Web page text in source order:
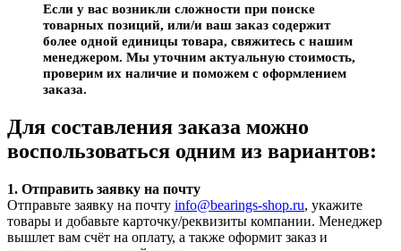
Если у вас возникли сложности при поиске
товарных позиций, или/и ваш заказ содержит
более одной единицы товара, свяжитесь с нашим
менеджером. Мы уточним актуальную стоимость,
проверим их наличие и поможем с оформлением
заказа.
Для составления заказа можно
воспользоваться одним из вариантов:
1. Отправить заявку на почту
Отправьте заявку на почту info@bearings-shop.ru, укажите
товары и добавьте карточку/реквизиты компании. Менеджер
вышлет вам счёт на оплату, а также оформит заказ и